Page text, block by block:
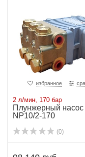
избранное
2 л/мин, 170 бар
Плунжерный насос
NP10/2-170
(0)